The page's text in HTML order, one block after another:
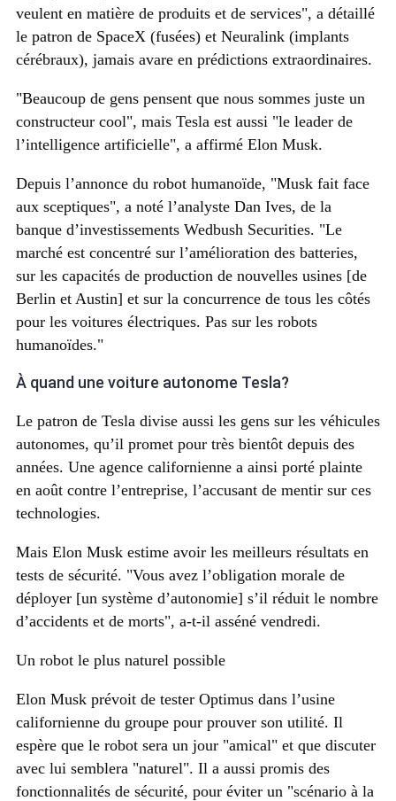
veulent en matière de produits et de services , a détaillé
le patron de SpaceX (fusées) et Neuralink (implants
cérébraux), jamais avare en prédictions extraordinaires.
Beaucoup de gens pensent que nous sommes juste un
constructeur cool , mais Tesla est aussi
le leader de
l’intelligence artificielle , a affirmé Elon Musk.
Depuis l’annonce du robot humanoïde,
Musk fait face
aux sceptiques , a noté l’analyste Dan Ives, de la
banque d’investissements Wedbush Securities.
Le
marché est concentré sur l’amélioration des batteries,
sur les capacités de production de nouvelles usines [de
Berlin et Austin] et sur la concurrence de tous les côtés
pour les voitures électriques. Pas sur les robots
humanoïdes.
À quand une voiture autonome Tesla?
Le patron de Tesla divise aussi les gens sur les véhicules
autonomes, qu’il promet pour très bientôt depuis des
années. Une agence californienne a ainsi porté plainte
en août contre l’entreprise, l’accusant de mentir sur ces
technologies.
Mais Elon Musk estime avoir les meilleurs résultats en
tests de sécurité.
Vous avez l’obligation morale de
déployer [un système d’autonomie] s’il réduit le nombre
d’accidents et de morts , a-t-il asséné vendredi.
Un robot le plus naturel possible
Elon Musk prévoit de tester Optimus dans l’usine
californienne du groupe pour prouver son utilité. Il
espère que le robot sera un jour amical
et que discuter
avec lui semblera
naturel . Il a aussi promis des
fonctionnalités de sécurité, pour éviter un
scénario à la